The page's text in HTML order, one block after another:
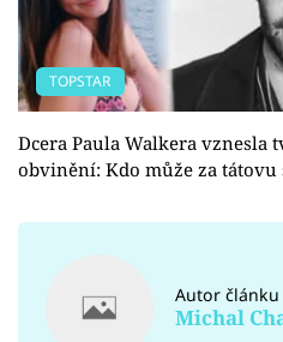
TOPSTAR
Dcera Paula Walkera vznesla
obvinění: Kdo může za tátovu
Autor článku
Michal